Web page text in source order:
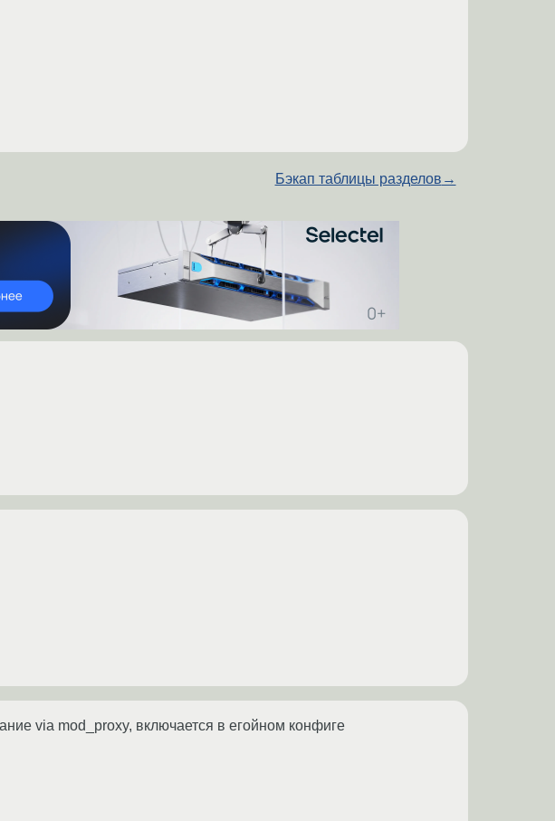
Бэкап таблицы разделов →
via mod_proxy, включается в егойном конфиге